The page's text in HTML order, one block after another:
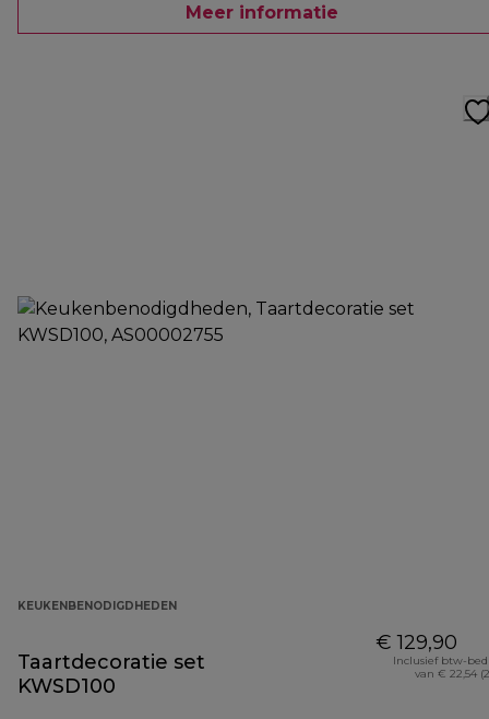
Meer informatie
KEUKENBENODIGDHEDEN
Taartdecoratie set
KWSD100
€ 129,90
Inclusief btw-
van € 22,54